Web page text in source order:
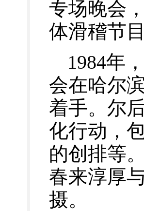
专场晚会
体滑稽节
1984年
会在哈尔
着手。尔
化行动，
的创排等
春来淳厚
摄。